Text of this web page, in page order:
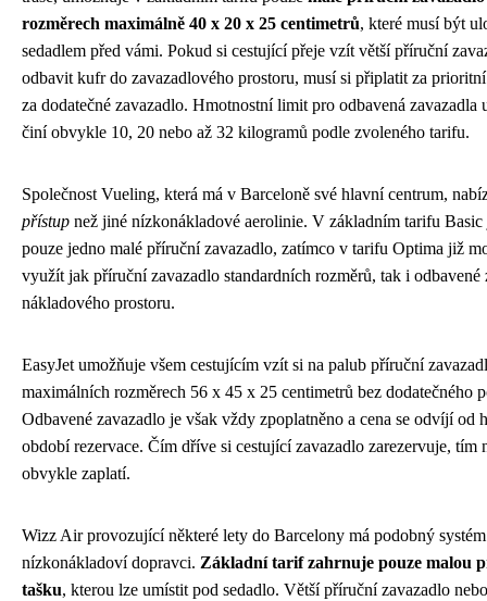
rozměrech maximálně 40 x 20 x 25 centimetrů, které musí být
sedadlem před vámi. Pokud si cestující přeje vzít větší příruční
odbavit kufr do zavazadlového prostoru, musí si připlatit za
za dodatečné zavazadlo. Hmotnostní limit pro odbavená zavazadla
činí obvykle 10, 20 nebo až 32 kilogramů podle zvoleného tarifu.
Společnost Vueling, která má v Barceloně své hlavní centrum,
přístup než jiné nízkonákladové aerolinie. V základním tarifu Basic
pouze jedno malé příruční zavazadlo, zatímco v tarifu Optima již
využít jak příruční zavazadlo standardních rozměrů, tak i odbavené
nákladového prostoru.
EasyJet umožňuje všem cestujícím vzít si na palub příruční
maximálních rozměrech 56 x 45 x 25 centimetrů bez dodatečného
Odbavené zavazadlo je však vždy zpoplatněno a cena se odvíjí od
období rezervace. Čím dříve si cestující zavazadlo zarezervuje, tím
obvykle zaplatí.
Wizz Air provozující některé lety do Barcelony má podobný
nízkonákladoví dopravci. Základní tarif zahrnuje pouze malou
tašku, kterou lze umístit pod sedadlo. Větší příruční zavazadlo